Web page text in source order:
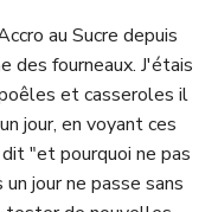
au Sucre depuis
des fourneaux. J'étais
et casseroles il
jour, en voyant ces
"et pourquoi ne pas
jour ne passe sans